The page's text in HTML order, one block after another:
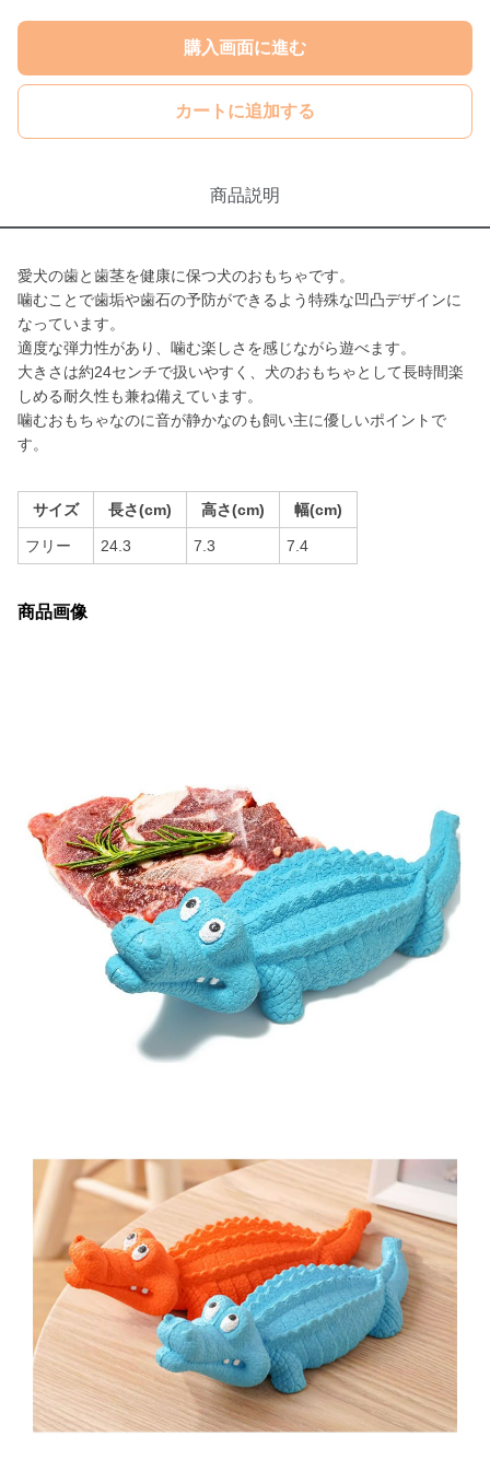
購入画面に進む
カートに追加する
商品説明
愛犬の歯と歯茎を健康に保つ犬のおもちゃです。
噛むことで歯垢や歯石の予防ができるよう特殊な凹凸デザインに
なっています。
適度な弾力性があり、噛む楽しさを感じながら遊べます。
大きさは約24センチで扱いやすく、犬のおもちゃとして長時間楽
しめる耐久性も兼ね備えています。
噛むおもちゃなのに音が静かなのも飼い主に優しいポイントで
す。
サイズ 長さ(cm) 高さ(cm) 幅(cm)
フリー 24.3 7.3 7.4
商品画像